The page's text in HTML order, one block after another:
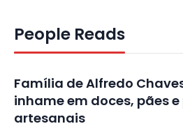
People Reads
Família de Alfredo
inhame em doces, pães
artesanais